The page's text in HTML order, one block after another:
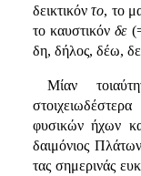
δεικτικόντο, το
το καυστικόνδε
δη, δήλος, δέω,
Μίαν
φυσικών ήχων
δαιμόνιος
τας σημερινάς